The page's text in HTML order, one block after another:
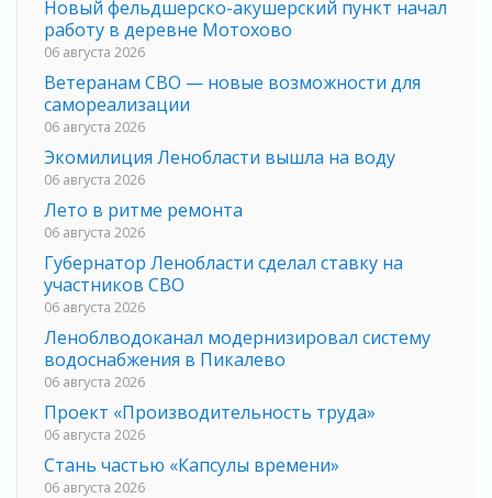
Новый фельдшерско-акушерский пункт начал
работу в деревне Мотохово
06 августа 2026
Ветеранам СВО — новые возможности для
самореализации
06 августа 2026
Экомилиция Ленобласти вышла на воду
06 августа 2026
Лето в ритме ремонта
06 августа 2026
Губернатор Ленобласти сделал ставку на
участников СВО
06 августа 2026
Леноблводоканал модернизировал систему
водоснабжения в Пикалево
06 августа 2026
Проект «Производительность труда»
06 августа 2026
Стань частью «Капсулы времени»
06 августа 2026